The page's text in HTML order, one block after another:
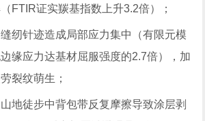
FTIR证实羰基指数上升3.2倍）；
缝纫针迹造成局部应力集中（有限元模
缘应力达基材屈服强度的2.7倍），加
裂纹萌生；
山地徒步中背包带反复摩擦导致涂层剥